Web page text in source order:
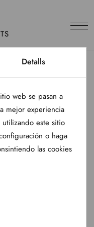
FLORAL
especial
Sevilla.
de la flor,
en una aventura
Detalls
web se pasan a
mejor experiencia
este sitio
o haga
las cookies